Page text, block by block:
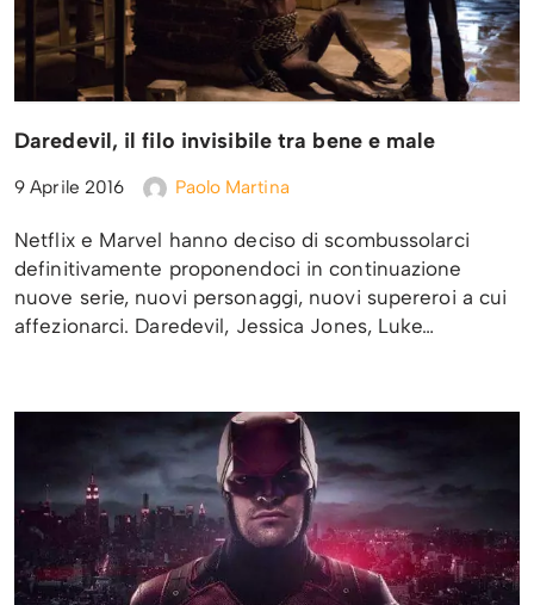
Daredevil, il filo invisibile tra bene e male
9 Aprile 2016 Paolo Martina
Netflix e Marvel hanno deciso di scombussolarci
definitivamente proponendoci in continuazione
nuove serie, nuovi personaggi, nuovi supereroi a cui
affezionarci. Daredevil, Jessica Jones, Luke…